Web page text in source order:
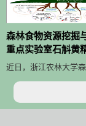
森林食物资源挖掘
重点实验室石斛黄
氨基酸金属有机框
近日，浙江农林大学